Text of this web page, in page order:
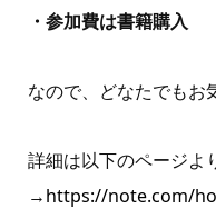
・参加費は書籍購入
なので、どなたでもお
詳細は以下のページよ
→https://note.com/